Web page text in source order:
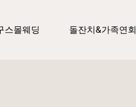
스몰웨딩 돌잔치&가족연회